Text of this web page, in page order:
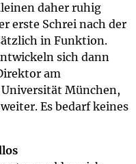
daher ruhig
erste Schrei nach der
in Funktion.
sich dann
am
München,
Es bedarf keines